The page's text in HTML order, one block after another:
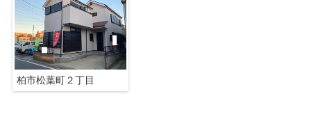
柏市松葉町２丁目